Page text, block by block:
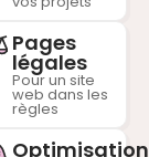
Pages
légales
Pour un site
web dans les
règles
Optimisation